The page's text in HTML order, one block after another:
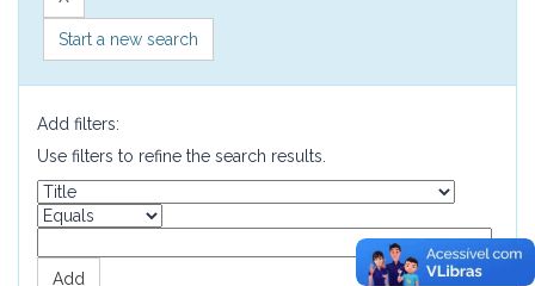
Start a new search
Add filters:
Use filters to refine the search results.